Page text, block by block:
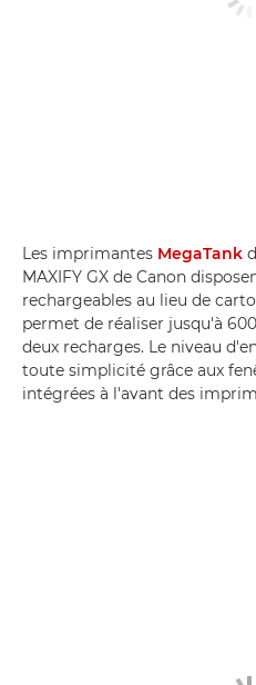
Les imprimantes MegaTank
MAXIFY GX de Canon
rechargeables au lieu de
permet de réaliser jusqu'à
deux recharges. Le niveau
toute simplicité grâce aux
intégrées à l'avant des